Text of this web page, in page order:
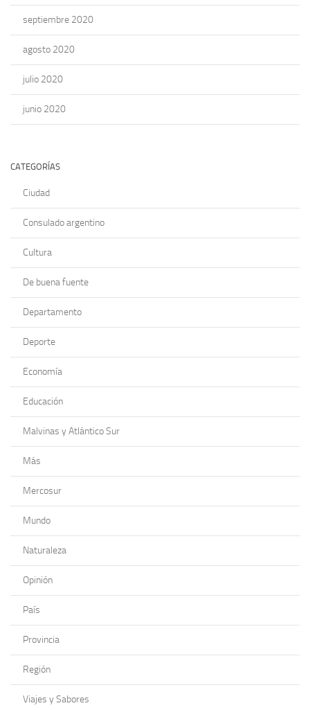
septiembre 2020
agosto 2020
julio 2020
junio 2020
CATEGORÍAS
Ciudad
Consulado argentino
Cultura
De buena fuente
Departamento
Deporte
Economía
Educación
Malvinas y Atlántico Sur
Más
Mercosur
Mundo
Naturaleza
Opinión
País
Provincia
Región
Viajes y Sabores